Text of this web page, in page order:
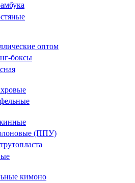
оптом
боксы
(ППУ)
кимоно